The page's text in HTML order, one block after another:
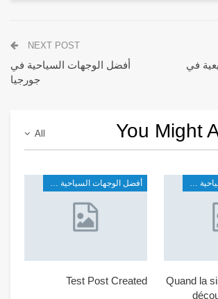
في
NEXT POST
أفضل الوجهات السياحية في
جورجيا
All You Might
أفضل الوجهات السياحية في شرق آسيا
Quand la
أفضل الوجهات السياحية في شرق آسيا
Test Post Created